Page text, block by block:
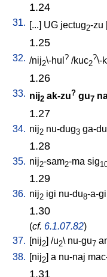
1.24
31. [...] UG jectug2-zu
1.25
32. /nij2\-hul ? /kuc2
?\-
1.26
33. nij2 ak-zu? gu7
1.27
34. nij2 nu-dug3 ga-
1.28
35. nij2-sam2-ma sig
1.29
36. nij2 igi nu-du8-a-
1.30
(cf. 6.1.07.82)
37. [nij2] /u2\ nu-gu7
38. [nij2] a nu-naj
1.31